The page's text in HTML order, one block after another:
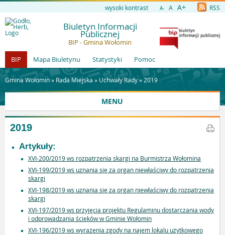
wysoki kontrast A- A A+ RSS
Biuletyn Informacji
Publicznej
BIP - Gmina Wołomin
BIP
Mapa Biuletynu Statystyki Pomoc
Gmina Wołomin » Rada Miejska » Uchwały Rady»2019
MENU
2019
Artykuły:
XVI-200/2019 ws rozpatrzenia skargi na Burmistrza Wołomina
XVI-199/2019 ws uznania się za organ niewłaściwy do rozpatrzenia
skargi
XVI-198/2019 ws uznania się za organ niewłaściwy do rozpatrzenia
skargi
XVI-197/2019 ws przyjęcia projektu Regulaminu dostarczania wody
i odprowadzania ścieków w Gminie Wołomin
XVI-196/2019 ws wyrażenia zgody na najem lokalu użytkowego